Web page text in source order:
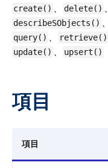
create() 、 delete() 、
describeSObjects() 、
query() 、 retrieve()
update() 、 upsert()
項目
項目